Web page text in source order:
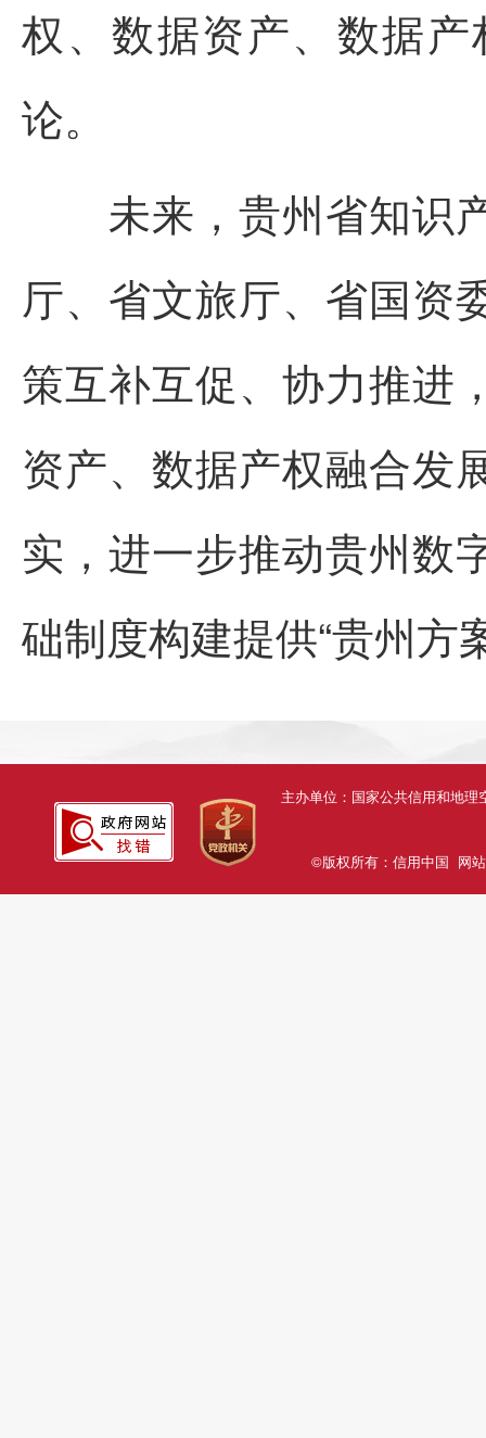
权、数据资产、数据
论。
未来，贵州省知识产
厅、省文旅厅、省国资
策互补互促、协力推进
资产、数据产权融合发
实，进一步推动贵州数
础制度构建提供“贵州方
主办单位：国家公共信用和地
©版权所有：信用中国 网